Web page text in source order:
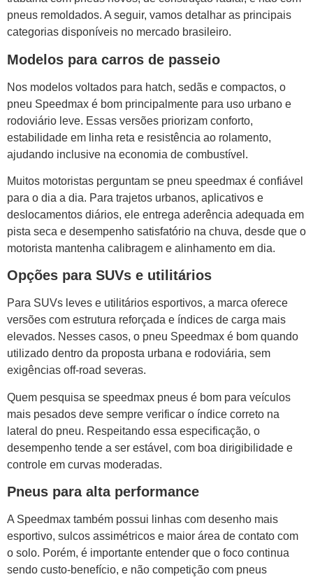
pneus remoldados. A seguir, vamos detalhar as principais
categorias disponíveis no mercado brasileiro.
Modelos para carros de passeio
Nos modelos voltados para hatch, sedãs e compactos, o
pneu Speedmax é bom principalmente para uso urbano e
rodoviário leve. Essas versões priorizam conforto,
estabilidade em linha reta e resistência ao rolamento,
ajudando inclusive na economia de combustível.
Muitos motoristas perguntam se pneu speedmax é confiável
para o dia a dia. Para trajetos urbanos, aplicativos e
deslocamentos diários, ele entrega aderência adequada em
pista seca e desempenho satisfatório na chuva, desde que o
motorista mantenha calibragem e alinhamento em dia.
Opções para SUVs e utilitários
Para SUVs leves e utilitários esportivos, a marca oferece
versões com estrutura reforçada e índices de carga mais
elevados. Nesses casos, o pneu Speedmax é bom quando
utilizado dentro da proposta urbana e rodoviária, sem
exigências off-road severas.
Quem pesquisa se speedmax pneus é bom para veículos
mais pesados deve sempre verificar o índice correto na
lateral do pneu. Respeitando essa especificação, o
desempenho tende a ser estável, com boa dirigibilidade e
controle em curvas moderadas.
Pneus para alta performance
A Speedmax também possui linhas com desenho mais
esportivo, sulcos assimétricos e maior área de contato com
o solo. Porém, é importante entender que o foco continua
sendo custo-benefício, e não competição com pneus